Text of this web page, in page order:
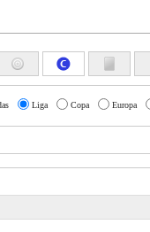
Liga Copa Europa